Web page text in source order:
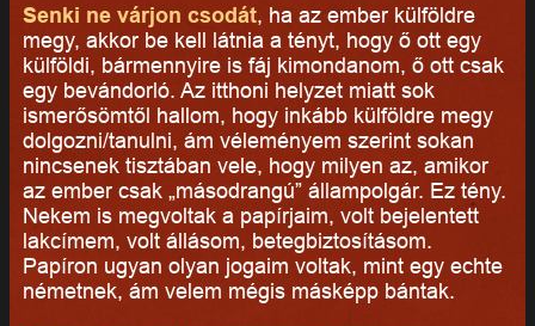
Senki ne várjon csodát, ha az ember külföldre
megy, akkor be kell látnia a tényt, hogy ő ott egy
külföldi, bármennyire is fáj kimondanom, ő ott csak
egy bevándorló. Az itthoni helyzet miatt sok
ismerősömtől hallom, hogy inkább külföldre megy
dolgozni/tanulni, ám véleményem szerint sokan
nincsenek tisztában vele, hogy milyen az, amikor
az ember csak „másodrangú” állampolgár. Ez tény.
Nekem is megvoltak a papírjaim, volt bejelentett
lakcímem, volt állásom, betegbiztosításom.
Papíron ugyan olyan jogaim voltak, mint egy echte
németnek, ám velem mégis másképp bántak.